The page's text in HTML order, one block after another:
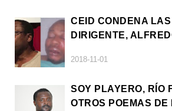
CEID CONDENA
DIRIGENTE,
2018-11-01
SOY PLAYERO, RÍO
OTROS POEMAS DE